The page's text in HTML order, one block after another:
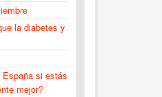
la diabetes y
si estás
mejor?